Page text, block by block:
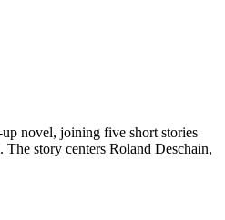
novel, joining five short stories
story centers Roland Deschain,